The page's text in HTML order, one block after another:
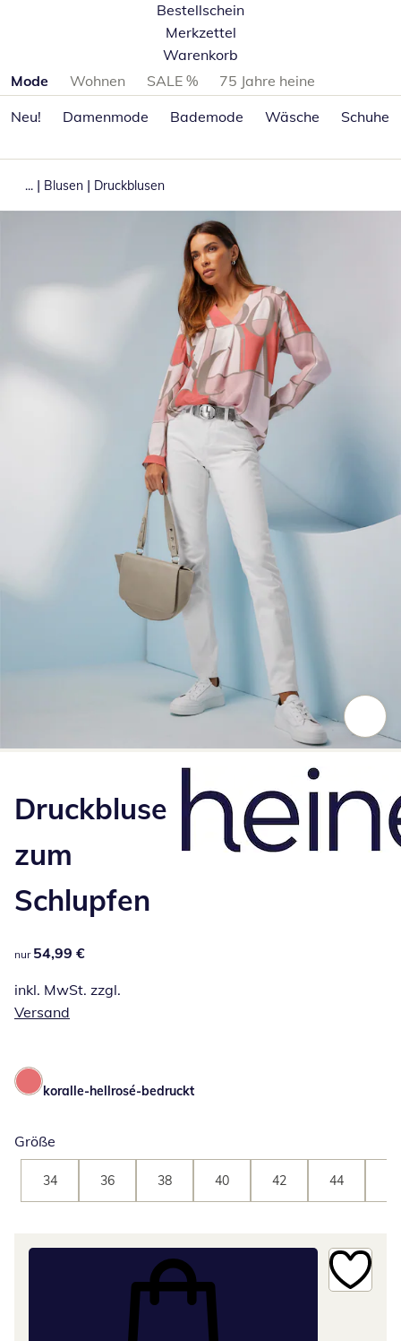
Bestellschein
Merkzettel
Warenkorb
Produktkategorien überspringen
Mode Wohnen SALE %
75 Jahre heine
Neu!
Damenmode Bademode Wäsche Schuhe
... | Blusen | Druckblusen
Druckbluse
zum
Schlupfen
54,99 €
nur 54,99 €
inkl. MwSt. zzgl.
Versand
koralle-hellrosé-bedruckt
Größe
34 36 38 40 42 44